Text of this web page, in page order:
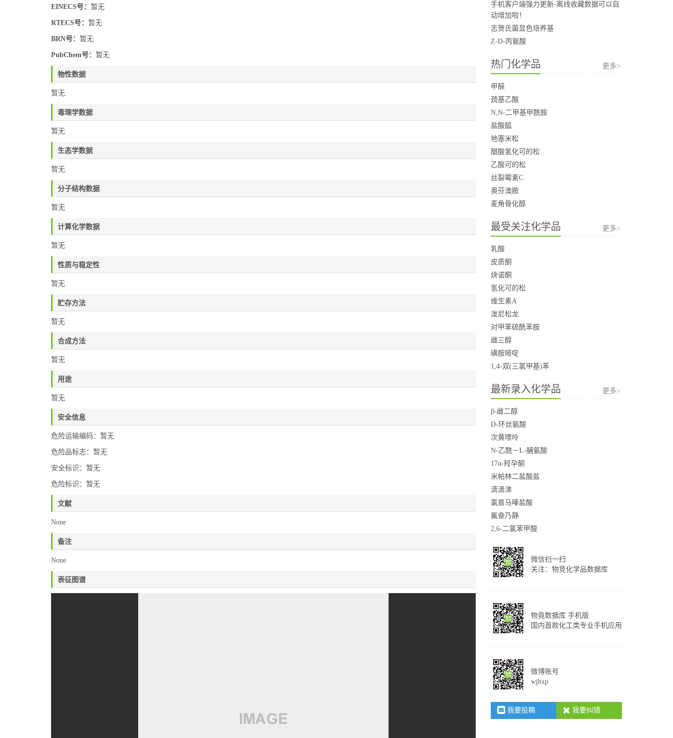
EINECS号： 暂无
RTECS号： 暂无
BRN号： 暂无
PubChem号： 暂无
物性数据
暂无
毒理学数据
暂无
生态学数据
暂无
分子结构数据
暂无
计算化学数据
暂无
性质与稳定性
暂无
贮存方法
暂无
合成方法
暂无
用途
暂无
安全信息
危险运输编码：暂无
危险品标志：暂无
安全标识：暂无
危险标识：暂无
文献
None
备注
None
表征图谱
手机客户端强力更新-离线收藏数据可以自
动增加啦！
志贺氏菌显色培养基
Z-D-丙氨酸
热门化学品 更多>
甲醛
巯基乙酸
N,N-二甲基甲酰胺
盐酸胍
地塞米松
醋酸氢化可的松
乙酸可的松
丝裂霉素C
奥芬澳胺
麦角骨化醇
最受关注化学品 更多>
乳酸
皮质酮
炔诺酮
氢化可的松
维生素A
泼尼松龙
对甲苯硫酰苯胺
雌三醇
磺胺嘧啶
1,4-双(三氯甲基)苯
最新录入化学品 更多>
β-雌二醇
D-环丝氨酸
次黄嘌呤
N-乙酰－L-脯氨酸
17α-羟孕酮
米帕林二盐酸盐
滴滴涕
氯普马嗪盐酸
氟奋乃静
2,6-二氯苯甲酸
微信扫一扫
关注：物竞化学品数据库
物竟数据库 手机版
国内首款化工类专业手机应用
微博账号
wjhxp
我要投稿 我要纠错